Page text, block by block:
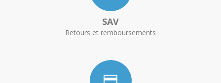
SAV
Retours et remboursements